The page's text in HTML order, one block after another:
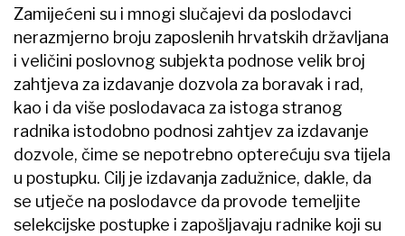
Zamijećeni su i mnogi slučajevi da poslodavci
nerazmjerno broju zaposlenih hrvatskih državljana
i veličini poslovnog subjekta podnose velik broj
zahtjeva za izdavanje dozvola za boravak i rad,
kao i da više poslodavaca za istoga stranog
radnika istodobno podnosi zahtjev za izdavanje
dozvole, čime se nepotrebno opterećuju sva tijela
u postupku. Cilj je izdavanja zadužnice, dakle, da
se utječe na poslodavce da provode temeljite
selekcijske postupke i zapošljavaju radnike koji su